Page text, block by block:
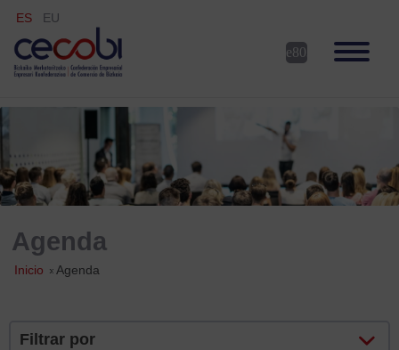
ES EU
Agenda
Inicio »Agenda
Filtrar por